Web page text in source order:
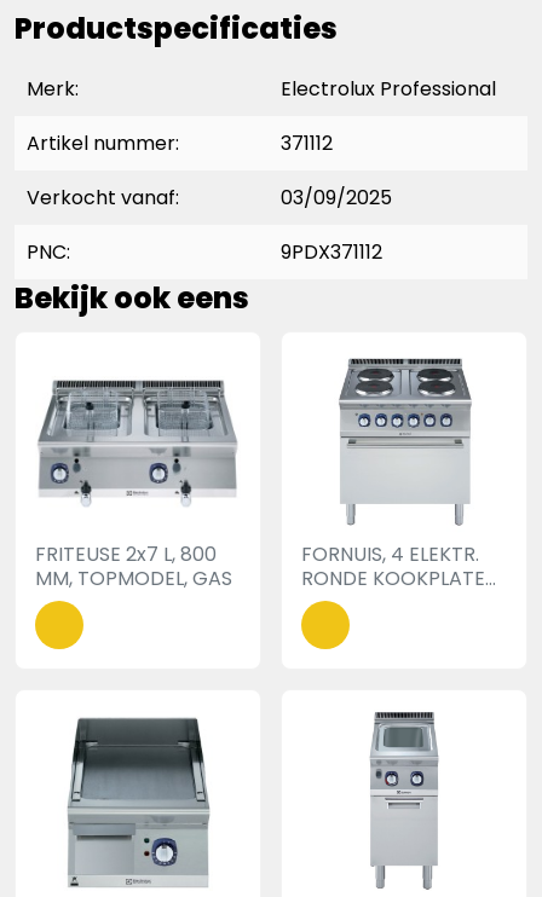
Productspecificaties
Merk:
Electrolux Professional
Artikel nummer:
371112
Verkocht vanaf:
03/09/2025
PNC:
9PDX371112
Bekijk ook eens
FRITEUSE 2x7 L, 800
MM, TOPMODEL, GAS
FORNUIS, 4 ELEKTR.
RONDE KOOKPLATEN,
ELEKTR.OVEN, 800
MM, 230V-3F